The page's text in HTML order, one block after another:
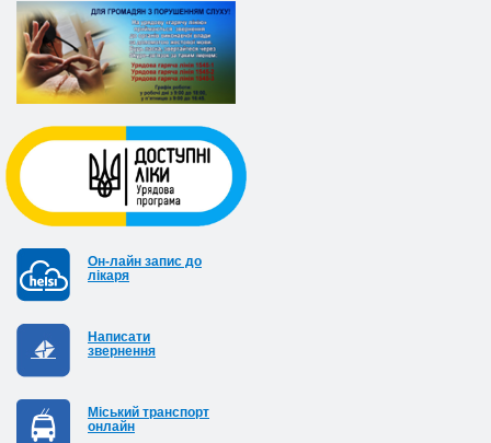
Он-лайн запис до
лікаря
Написати
звернення
Міський транспорт
онлайн